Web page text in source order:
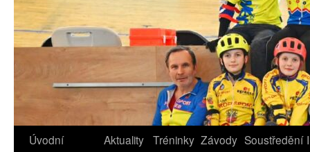
Úvodní
Aktuality Tréninky Závody Soustředění